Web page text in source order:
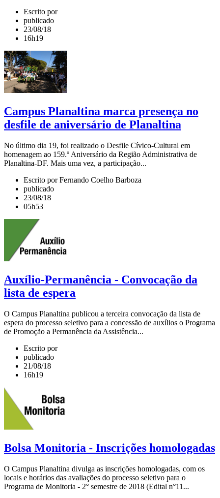
Escrito por
publicado
23/08/18
16h19
Campus Planaltina marca presença no
desfile de aniversário de Planaltina
No último dia 19, foi realizado o Desfile Cívico-Cultural em
homenagem ao 159.º Aniversário da Região Administrativa de
Planaltina-DF. Mais uma vez, a participação...
Escrito por Fernando Coelho Barboza
publicado
23/08/18
05h53
Auxílio-Permanência - Convocação da
lista de espera
O Campus Planaltina publicou a terceira convocação da lista de
espera do processo seletivo para a concessão de auxílios o Programa
de Promoção a Permanência da Assistência...
Escrito por
publicado
21/08/18
16h19
Bolsa Monitoria - Inscrições homologadas
O Campus Planaltina divulga as inscrições homologadas, com os
locais e horários das avaliações do processo seletivo para o
Programa de Monitoria - 2° semestre de 2018 (Edital n°11...